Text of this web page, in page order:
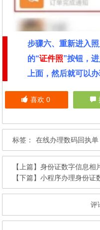
步骤六、重新进入
的“证件照”按钮，
上面，然后就可以
喜欢 0
标签： 在线办理数码回执单
【上篇】身份证数字信息相
【下篇】小程序办理身份证
评